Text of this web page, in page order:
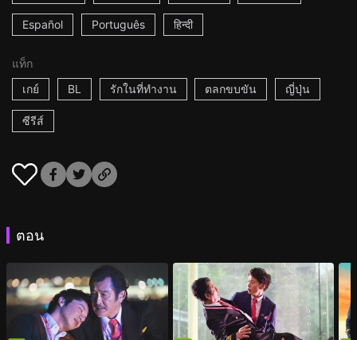
Español Português हिन्दी
แท็ก
เกย์
BL รักในที่ทำงาน ตลกขบขัน ญี่ปุ่น
ซีรีส์
ตอน